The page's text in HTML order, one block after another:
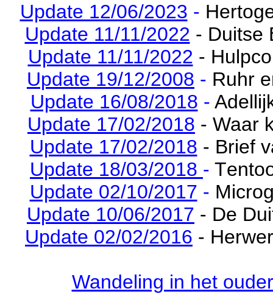
Update 12/06/2023 -
Update 11/11/2022 - Duitse
Update 11/11/2022 -
Update 19/12/2008 - Ruhr
Update 16/08/2018 -
Update 17/02/2018 -
Update 17/02/2018 - Brief
Update 18/03/2018 - T
Update 02/10/2017 -
Update 10/06/2017 - De
Update 02/02/2016 -
Wandeling in het